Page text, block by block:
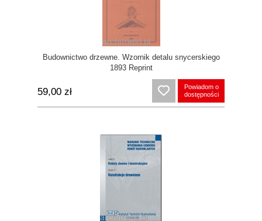
Budownictwo drzewne. Wzornik detalu snycerskiego
1893 Reprint
59,00 zł
Powiadom o
dostępności